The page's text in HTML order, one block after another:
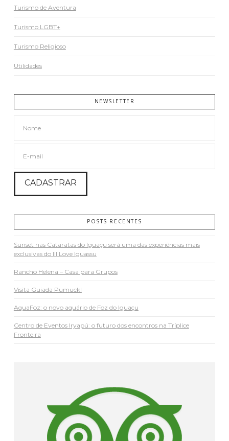
Turismo de Aventura
Turismo LGBT+
Turismo Religioso
Utilidades
NEWSLETTER
POSTS RECENTES
Sunset nas Cataratas do Iguaçu será uma das experiências mais
exclusivas do III Love Iguassu
Rancho Helena – Casa para Grupos
Visita Guiada Pumuckl
AquaFoz: o novo aquário de Foz do Iguaçu
Centro de Eventos Iryapú: o futuro dos encontros na Tríplice
Fronteira